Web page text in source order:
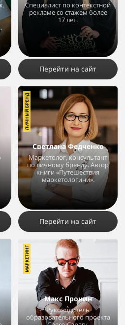
Специалист по контекстной
рекламе со стажем более
17 лет.
28288 311
Перейти на сайт
Светлана Федченко
Маркетолог, консультант
по личному бренду. Автор
книги «Путешествия
маркетологини».
2964 1
ЛИЧНЫЙ БРЕНД
Перейти на сайт
Макс Пронин
Руководитель
образовательного проекта
МАРКЕТИНГ